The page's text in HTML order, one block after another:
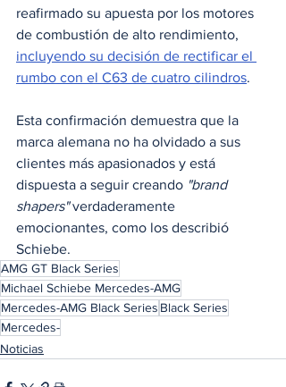
reafirmado su apuesta por los motores
de combustión de alto rendimiento,
incluyendo su decisión de rectificar el
rumbo con el C63 de cuatro cilindros.
Esta confirmación demuestra que la
marca alemana no ha olvidado a sus
clientes más apasionados y está
dispuesta a seguir creando "brand
shapers" verdaderamente
emocionantes, como los describió
Schiebe.
AMG GT Black Series
Michael Schiebe Mercedes-AMG
Mercedes-AMG Black Series Black Series
Mercedes-
Noticias